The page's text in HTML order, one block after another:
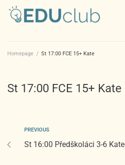
Homepage / St 17:00 FCE 15+ Kate
St 17:00 FCE 15+ Kate
PREVIOUS
St 16:00 Předškoláci 3-6 Kate